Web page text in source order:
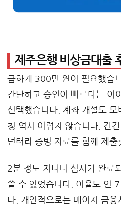
제주은행 비상금대출
급하게 300만 원이 필요했습
간단하고 승인이 빠르다는 이
선택했습니다. 계좌 개설도 모
청 역시 어렵지 않습니다. 간
던터라 증빙 자료를 함께 제출
2분 정도 지나니 심사가 완료
쓸 수 있었습니다. 이율도 연
다. 개인적으로는 메이저 금